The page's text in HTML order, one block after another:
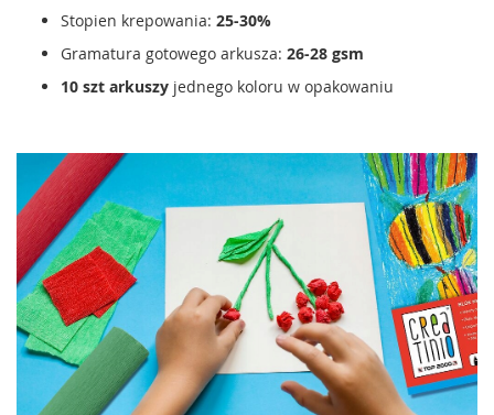
Stopien krepowania: 25-30%
Gramatura gotowego arkusza: 26-28 gsm
10 szt arkuszy jednego koloru w opakowaniu